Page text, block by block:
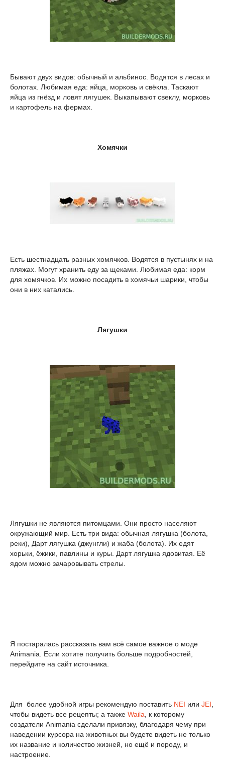
Бывают двух видов: обычный и альбинос. Водятся в лесах и
болотах. Любимая еда: яйца, морковь и свёкла. Таскают
яйца из гнёзд и ловят лягушек. Выкапывают свеклу, морковь
и картофель на фермах.
Хомячки
Есть шестнадцать разных хомячков. Водятся в пустынях и на
пляжах. Могут хранить еду за щеками. Любимая еда: корм
для хомячков. Их можно посадить в хомячьи шарики, чтобы
они в них катались.
Лягушки
Лягушки не являются питомцами. Они просто населяют
окружающий мир. Есть три вида: обычная лягушка (болота,
реки), Дарт лягушка (джунгли) и жаба (болота). Их едят
хорьки, ёжики, павлины и куры. Дарт лягушка ядовитая. Её
ядом можно зачаровывать стрелы.
Я постаралась рассказать вам всё самое важное о моде
Animania. Если хотите получить больше подробностей,
перейдите на сайт источника.
Для более удобной игры рекомендую поставить NEI или JEI
чтобы видеть все рецепты; а также Waila , к которому
создатели Animania сделали привязку, благодаря чему при
наведении курсора на животных вы будете видеть не только
их название и количество жизней, но ещё и породу, и
настроение.